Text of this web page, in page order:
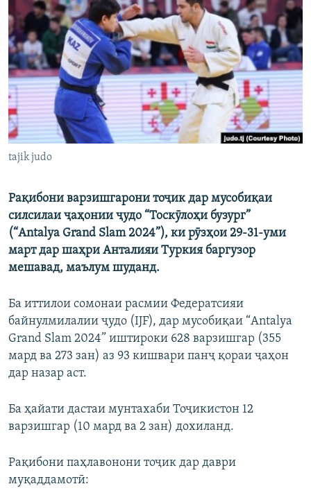
ГУЗОРИШҲОИ РАДИОӢ
Русский
ПАЙГИРӢ КУНЕД
Ҳамаи сомонаҳои RFE/RL
tajik judo
Рақибони варзишгарони тоҷик дар мусобиқаи
силсилаи ҷаҳонии ҷудо “Тоскӯлоҳи бузург”
(“Antalya Grand Slam 2024”), ки рӯзҳои 29-31-уми
март дар шаҳри Анталияи Туркия баргузор
мешавад, маълум шуданд.
Ба иттилои сомонаи расмии Федератсияи
байнулмилалии ҷудо (IJF), дар мусобиқаи “Antalya
Grand Slam 2024” иштироки 628 варзишгар (355
мард ва 273 зан) аз 93 кишвари панҷ қораи ҷаҳон
дар назар аст.
Ба ҳайати дастаи мунтахаби Тоҷикистон 12
варзишгар (10 мард ва 2 зан) дохиланд.
Рақибони паҳлавонони тоҷик дар даври
муқаддамотӣ: